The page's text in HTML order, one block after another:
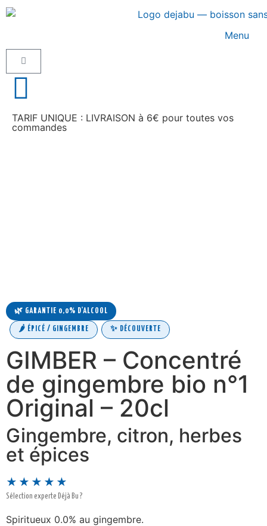
Menu
TARIF UNIQUE : LIVRAISON à 6€ pour toutes vos
commandes
🌿 GARANTIE 0,0% D'ALCOOL
🌶️ ÉPICÉ / GINGEMBRE ✨ DÉCOUVERTE
GIMBER – Concentré
de gingembre bio n°1
Original – 20cl
Gingembre, citron, herbes
et épices
★★★★★
Sélection experte Déjà Bu ?
Spiritueux 0.0% au gingembre.